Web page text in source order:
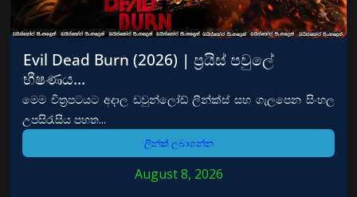
Evil Dead Burn (2026) | ප්‍රයිස් පවුලේ
භීෂණය…
මෙම චිත්‍රපටයට අදාල ඩවුන්ලෝඩ් ලින්ක්ස් සහ ගැලපෙන සිංහල
උපසිරැසිය පහත...
ලින්ක් ලබාගන්න
August 8, 2026